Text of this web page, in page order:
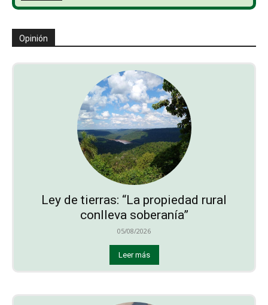
Opinión
Ley de tierras: “La propiedad rural
conlleva soberanía”
05/08/2026
Leer más